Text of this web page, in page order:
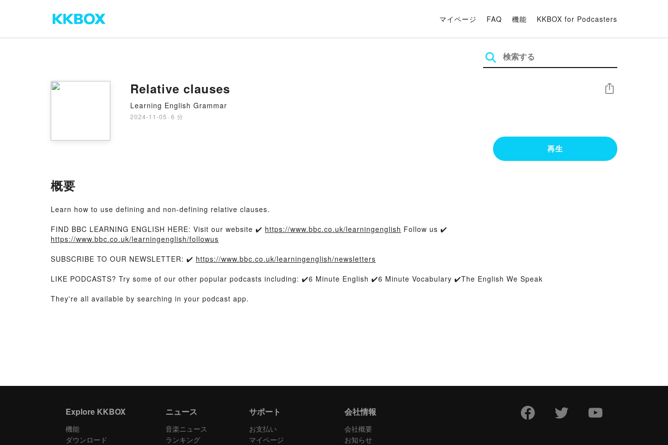
マイページ FAQ 機能 KKBOX for Podcasters
Relative clauses
Learning English Grammar
2024-11-05 · 6 分
シェア
再生
概要
Learn how to use defining and non-defining relative clauses.
FIND BBC LEARNING ENGLISH HERE: Visit our website ✔️ https://www.bbc.co.uk/learningenglish Follow us ✔️
https://www.bbc.co.uk/learningenglish/followus
SUBSCRIBE TO OUR NEWSLETTER: ✔️ https://www.bbc.co.uk/learningenglish/newsletters
LIKE PODCASTS? Try some of our other popular podcasts including: ✔️6 Minute English ✔️6 Minute Vocabulary ✔️The English We Speak
They're all available by searching in your podcast app.
Explore KKBOX
機能
ダウンロード
ニュース
音楽ニュース
ランキング
サポート
お支払い
マイページ
会社情報
会社概要
お知らせ